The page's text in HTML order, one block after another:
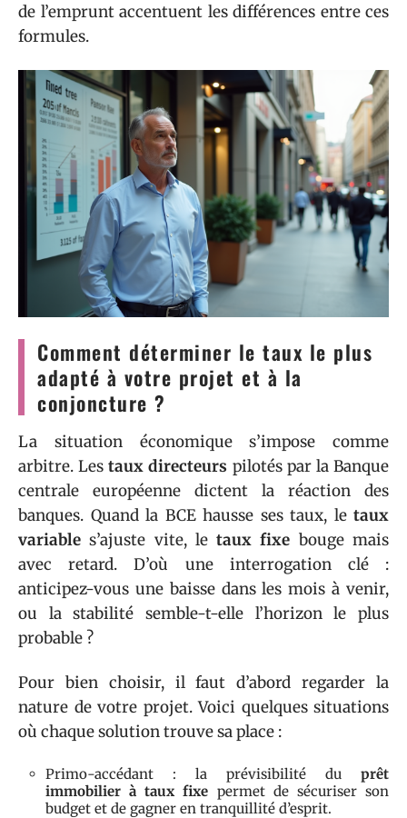
de l’emprunt accentuent les différences entre ces
formules.
Comment déterminer le taux le plus
adapté à votre projet et à la
conjoncture ?
La situation économique s’impose comme
arbitre. Lestaux directeurs pilotés par la Banque
centrale européenne dictent la réaction des
banques. Quand la BCE hausse ses taux, le taux
variable s’ajuste vite, letaux fixe bouge mais
avec retard. D’où une interrogation clé :
anticipez-vous une baisse dans les mois à venir,
ou la stabilité semble-t-elle l’horizon le plus
probable ?
Pour bien choisir, il faut d’abord regarder la
nature de votre projet. Voici quelques situations
où chaque solution trouve sa place :
Primo-accédant : la prévisibilité du prêt
immobilier à taux fixe permet de sécuriser son
budget et de gagner en tranquillité d’esprit.